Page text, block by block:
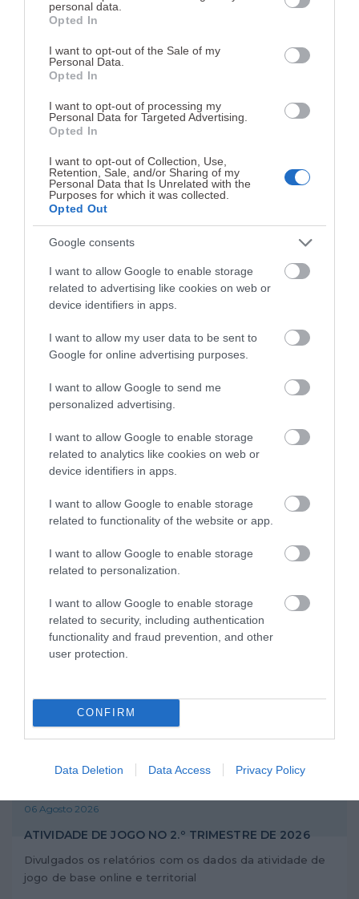
grant or deny consent to Google and its third-party tags to
use your data for below specified purposes in below Google
consent section.
personal data.
Opted In
I want to opt-out of the Sale of my
Personal Data.
Opted In
I want to opt-out of processing my
Personal Data for Targeted Advertising.
Opted In
I want to opt-out of Collection, Use,
Retention, Sale, and/or Sharing of my
Personal Data that Is Unrelated with the
Purposes for which it was collected.
Opted Out
Google consents
I want to allow Google to enable storage
related to advertising like cookies on web or
device identifiers in apps.
I want to allow my user data to be sent to
Google for online advertising purposes.
I want to allow Google to send me
personalized advertising.
I want to allow Google to enable storage
related to analytics like cookies on web or
device identifiers in apps.
I want to allow Google to enable storage
related to functionality of the website or app.
I want to allow Google to enable storage
related to personalization.
I want to allow Google to enable storage
related to security, including authentication
functionality and fraud prevention, and other
user protection.
CONFIRM
Data Deletion Data Access Privacy Policy
Informação aos
operadores
Prestamos informações às entidades
exploradoras de jogo online e concessionárias de
casinos e bingos. Selecione uma área para saber
ESPECIAL JOGO ONLINE
Lista de modalidades
LISTA DE MODALIDADES E COMPETIÇÕES
atualizada
06 Agosto 2026
ATIVIDADE DE JOGO NO 2.º TRIMESTRE DE 2026
Divulgados os relatórios com os dados da atividade de
jogo de base online e territorial